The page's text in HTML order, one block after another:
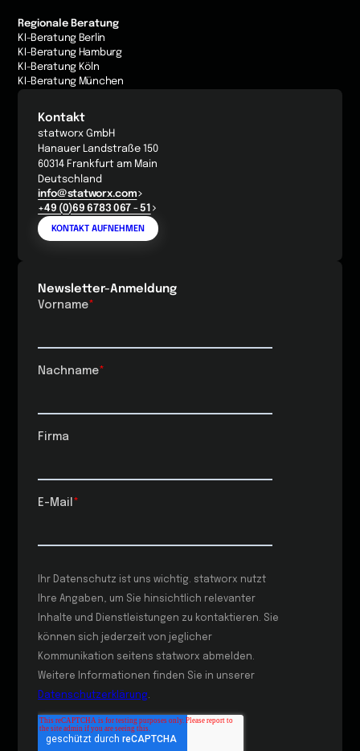
Regionale Beratung
KI-Beratung Berlin
KI-Beratung Hamburg
KI-Beratung Köln
KI-Beratung München
Kontakt
statworx GmbH
Hanauer Landstraße 150
60314 Frankfurt am Main
Deutschland
info@statworx.com
+49 (0)69 6783 067 - 51
KONTAKT AUFNEHMEN
Newsletter-Anmeldung